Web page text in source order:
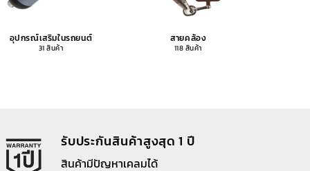
อุปกรณ์เสริมในรถยนต์
31 สินค้า
สายคล้อง
118 สินค้า
รับประกันสินค้าสูงสุด 1 ปี
สินค้ามีปัญหาเคลมได้